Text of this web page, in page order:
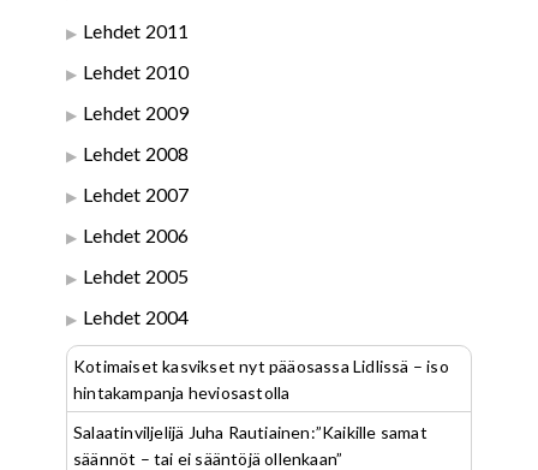
Lehdet 2011
Lehdet 2010
Lehdet 2009
Lehdet 2008
Lehdet 2007
Lehdet 2006
Lehdet 2005
Lehdet 2004
Kotimaiset kasvikset nyt pääosassa Lidlissä – iso
hintakampanja heviosastolla
Salaatinviljelijä Juha Rautiainen:”Kaikille samat
säännöt – tai ei sääntöjä ollenkaan”